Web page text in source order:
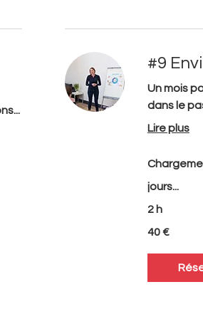
#9
Un mois
dans le
Lire plus
jours...
2 h
euros
40 €